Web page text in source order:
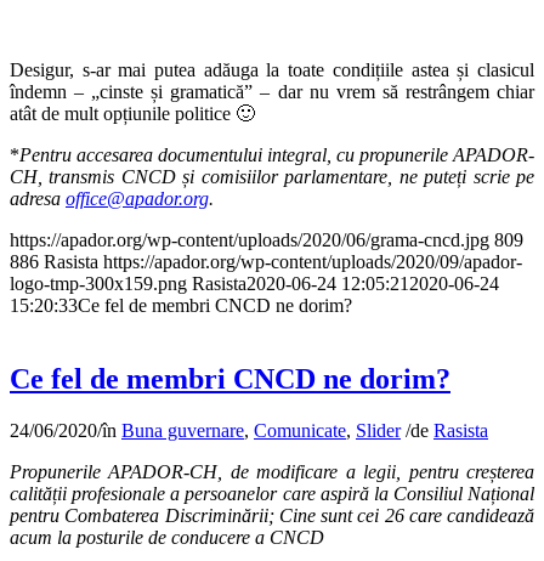
Desigur, s-ar mai putea adăuga la toate condițiile astea și clasicul
îndemn – „cinste și gramatică” – dar nu vrem să restrângem chiar
atât de mult opțiunile politice 🙂
*Pentru accesarea documentului integral, cu propunerile APADOR-
CH, transmis CNCD și comisiilor parlamentare, ne puteți scrie pe
adresa office@apador.org.
https://apador.org/wp-content/uploads/2020/06/grama-cncd.jpg 809
886 Rasista https://apador.org/wp-content/uploads/2020/09/apador-
logo-tmp-300x159.png Rasista2020-06-24 12:05:21 2020-06-24
15:20:33Ce fel de membri CNCD ne dorim?
Ce fel de membri CNCD ne dorim?
24/06/2020/în Buna guvernare, Comunicate, Slider /de Rasista
Propunerile APADOR-CH, de modificare a legii, pentru creșterea
calității profesionale a persoanelor care aspiră la Consiliul Național
pentru Combaterea Discriminării; Cine sunt cei 26 care candidează
acum la posturile de conducere a CNCD